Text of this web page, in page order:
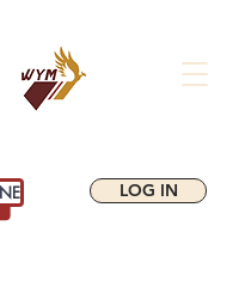
LOG IN